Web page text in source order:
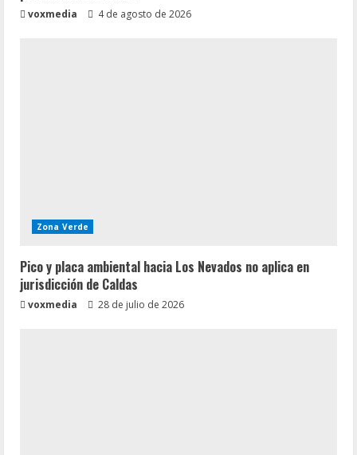
voxmedia 4 de agosto de 2026
Zona Verde
Pico y placa ambiental hacia Los Nevados no aplica en
jurisdicción de Caldas
voxmedia 28 de julio de 2026